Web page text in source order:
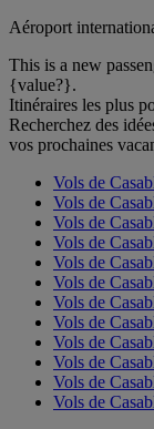
Aéroport
This is a new
{value?}.
Itinéraires les plus
Recherchez des
vos prochaines
Vols de
Vols de
Vols de
Vols de
Vols de
Vols de
Vols de
Vols de
Vols de
Vols de
Vols de
Vols de